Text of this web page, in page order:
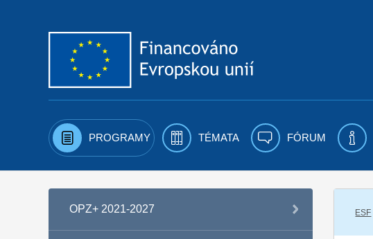
PROGRAMY TÉMATA FÓRUM
OPZ+ 2021-2027 ESF